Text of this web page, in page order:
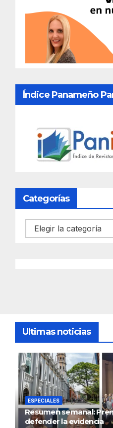
Índice Panameño
Categorías
Categorías
Ultimas noticias
ESPECIALES
Resumen semanal:
defender la evidencia